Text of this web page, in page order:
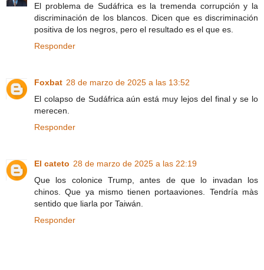
El problema de Sudáfrica es la tremenda corrupción y la
discriminación de los blancos. Dicen que es discriminación
positiva de los negros, pero el resultado es el que es.
Responder
Foxbat 28 de marzo de 2025 a las 13:52
El colapso de Sudáfrica aún está muy lejos del final y se lo
merecen.
Responder
El cateto 28 de marzo de 2025 a las 22:19
Que los colonice Trump, antes de que lo invadan los
chinos. Que ya mismo tienen portaaviones. Tendría màs
sentido que liarla por Taiwán.
Responder